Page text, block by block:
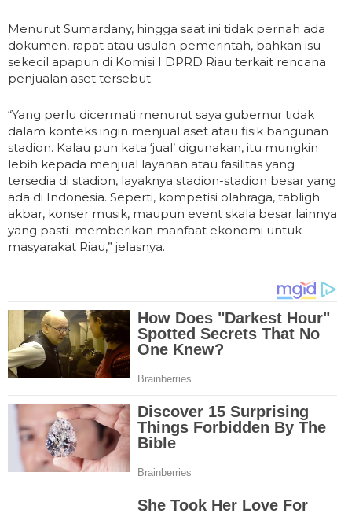
Menurut Sumardany, hingga saat ini tidak pernah ada
dokumen, rapat atau usulan pemerintah, bahkan isu
sekecil apapun di Komisi I DPRD Riau terkait rencana
penjualan aset tersebut.
“Yang perlu dicermati menurut saya gubernur tidak
dalam konteks ingin menjual aset atau fisik bangunan
stadion. Kalau pun kata ‘jual’ digunakan, itu mungkin
lebih kepada menjual layanan atau fasilitas yang
tersedia di stadion, layaknya stadion-stadion besar yang
ada di Indonesia. Seperti, kompetisi olahraga, tabligh
akbar, konser musik, maupun event skala besar lainnya
yang pasti memberikan manfaat ekonomi untuk
masyarakat Riau,” jelasnya.